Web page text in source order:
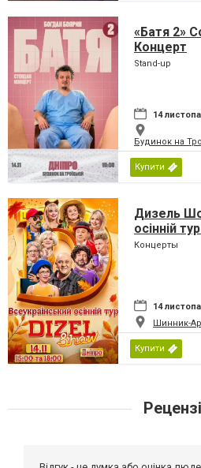
«Батя 2»
Концерт
Stand-up
14
Будинок на
Купити
Дизель
осінній
Концерты
14
Шинник-
Купити